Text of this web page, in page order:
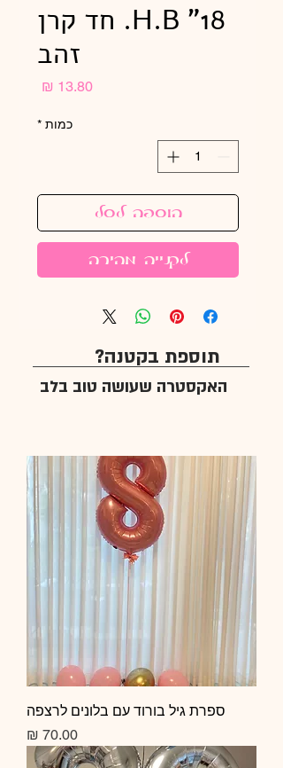
H.B "18. חד קרן
זהב
כמות *
הוספה לסל
לקנייה מהירה
תוספת בקטנה?
האקסטרה שעושה טוב בלב
ספרת גיל בורוד עם בלונים לרצפה
מחיר